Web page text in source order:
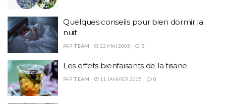
Quelques conseils pour bien dormir la
nuit
PAR TEAM 22 MAI 2005 0
Les effets bienfaisants de la tisane
PAR TEAM 11 JANVIER 2005 0